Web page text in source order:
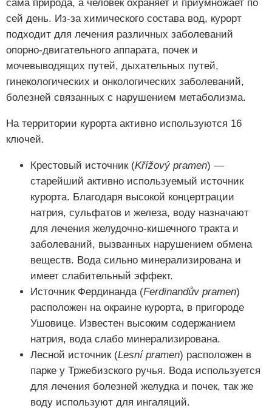
сама природа, а человек охраняет и приумножает по
сей день. Из-за химического состава вод, курорт
подходит для лечения различных заболеваний
опорно-двигательного аппарата, почек и
мочевыводящих путей, дыхательных путей,
гинекологических и онкологических заболеваний,
болезней связанных с нарушением метаболизма.
На территории курорта активно используются 16
ключей.
Крестовый источник (Křížový pramen) —
старейший активно используемый источник
курорта. Благодаря высокой концертрации
натрия, сульфатов и железа, воду назначают
для лечения желудочно-кишечного тракта и
заболеваний, вызванных нарушением обмена
веществ. Вода сильно минерализирована и
имеет слабительный эффект.
Источник Фердинанда (Ferdinandův pramen)
расположен на окраине курорта, в пригороде
Ушовице. Известен высоким содержанием
натрия, вода слабо минерализирована.
Лесной источник (Lesní pramen) расположен в
парке у Тржебизского ручья. Вода используется
для лечения болезней желудка и почек, так же
воду используют для ингаляций.